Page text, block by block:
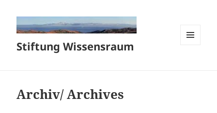
Stiftung Wissensraum
Archiv/ Archives